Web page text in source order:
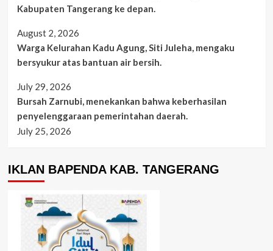
Kabupaten Tangerang ke depan.
August 2, 2026
Warga Kelurahan Kadu Agung, Siti Juleha, mengaku
bersyukur atas bantuan air bersih.
July 29, 2026
Bursah Zarnubi, menekankan bahwa keberhasilan
penyelenggaraan pemerintahan daerah.
July 25, 2026
IKLAN BAPENDA KAB. TANGERANG